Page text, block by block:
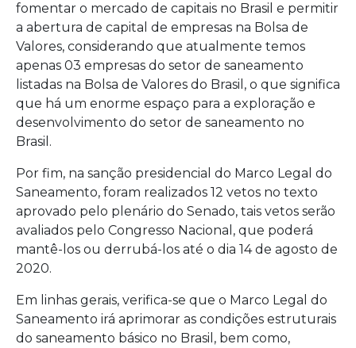
fomentar o mercado de capitais no Brasil e permitir
a abertura de capital de empresas na Bolsa de
Valores, considerando que atualmente temos
apenas 03 empresas do setor de saneamento
listadas na Bolsa de Valores do Brasil, o que significa
que há um enorme espaço para a exploração e
desenvolvimento do setor de saneamento no
Brasil.
Por fim, na sanção presidencial do Marco Legal do
Saneamento, foram realizados 12 vetos no texto
aprovado pelo plenário do Senado, tais vetos serão
avaliados pelo Congresso Nacional, que poderá
mantê-los ou derrubá-los até o dia 14 de agosto de
2020.
Em linhas gerais, verifica-se que o Marco Legal do
Saneamento irá aprimorar as condições estruturais
do saneamento básico no Brasil, bem como,